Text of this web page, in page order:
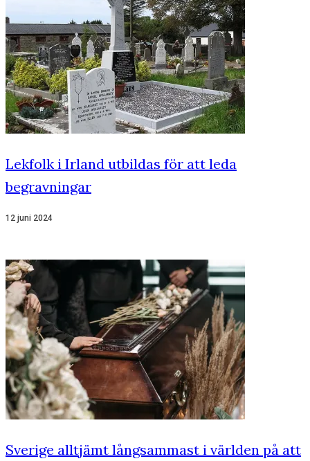
Lekfolk i Irland utbildas för att leda
begravningar
12 juni 2024
Sverige alltjämt långsammast i världen på att